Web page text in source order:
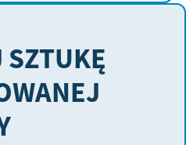
SZTUKĘ